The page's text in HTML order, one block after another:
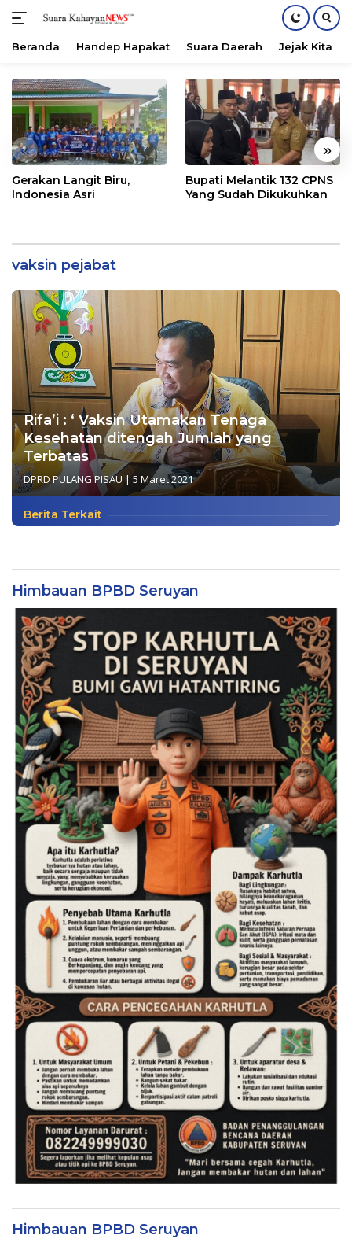
konten
Beranda Handep Hapakat Suara Daerah Jejak Kita
« »
Gerakan Langit Biru,
Indonesia Asri
Bupati Melantik 132 CPNS
Yang Sudah Dikukuhkan
vaksin pejabat
Rifa’i : ‘ Vaksin Utamakan Tenaga
Kesehatan ditengah Jumlah yang
Terbatas
DPRD PULANG PISAU |5 Maret 2021
Berita Terkait
Himbauan BPBD Seruyan
Himbauan BPBD Seruyan